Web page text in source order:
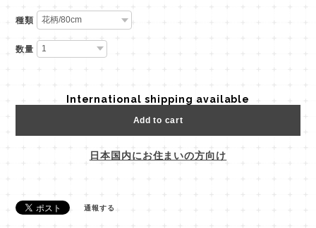
種類
数量
International shipping available
Add to cart
日本国内にお住まいの方向け
通報する